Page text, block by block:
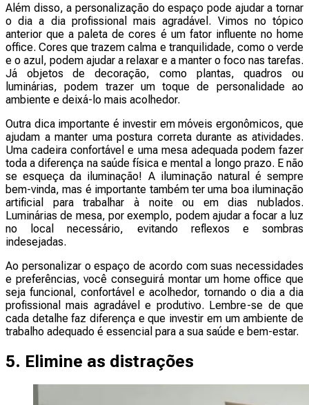
Além disso, a personalização do espaço pode ajudar a tornar
o dia a dia profissional mais agradável. Vimos no tópico
anterior que a paleta de cores é um fator influente no home
office. Cores que trazem calma e tranquilidade, como o verde
e o azul, podem ajudar a relaxar e a manter o foco nas tarefas.
Já objetos de decoração, como plantas, quadros ou
luminárias, podem trazer um toque de personalidade ao
ambiente e deixá-lo mais acolhedor.
Outra dica importante é investir em móveis ergonômicos, que
ajudam a manter uma postura correta durante as atividades.
Uma cadeira confortável e uma mesa adequada podem fazer
toda a diferença na saúde física e mental a longo prazo. E não
se esqueça da iluminação! A iluminação natural é sempre
bem-vinda, mas é importante também ter uma boa iluminação
artificial para trabalhar à noite ou em dias nublados.
Luminárias de mesa, por exemplo, podem ajudar a focar a luz
no local necessário, evitando reflexos e sombras
indesejadas.
Ao personalizar o espaço de acordo com suas necessidades
e preferências, você conseguirá montar um home office que
seja funcional, confortável e acolhedor, tornando o dia a dia
profissional mais agradável e produtivo. Lembre-se de que
cada detalhe faz diferença e que investir em um ambiente de
trabalho adequado é essencial para a sua saúde e bem-estar.
5. Elimine as distrações